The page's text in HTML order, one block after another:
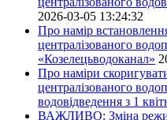
2026-03-05 13:24:32
Про намір
централізованого
«Козелецьводоканал»
Про наміри
централізованого
водовідведення з 1
ВАЖЛИВО: Зміна